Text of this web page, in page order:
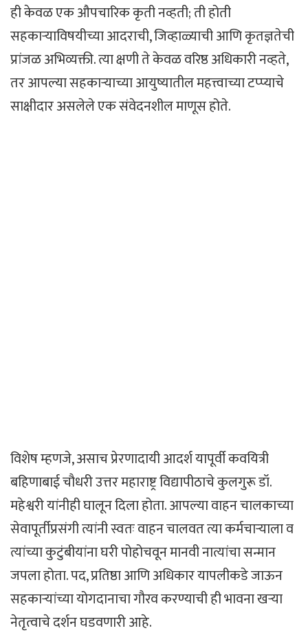
ही केवळ एक औपचारिक कृती नव्हती; ती होती
सहकाऱ्याविषयीच्या आदराची, जिव्हाळ्याची आणि कृतज्ञतेची
प्रांजळ अभिव्यक्ती. त्या क्षणी ते केवळ वरिष्ठ अधिकारी नव्हते,
तर आपल्या सहकाऱ्याच्या आयुष्यातील महत्त्वाच्या टप्प्याचे
साक्षीदार असलेले एक संवेदनशील माणूस होते.
विशेष म्हणजे, असाच प्रेरणादायी आदर्श यापूर्वी कवयित्री
बहिणाबाई चौधरी उत्तर महाराष्ट्र विद्यापीठाचे कुलगुरू डॉ.
महेश्वरी यांनीही घालून दिला होता. आपल्या वाहन चालकाच्या
सेवापूर्तीप्रसंगी त्यांनी स्वतः वाहन चालवत त्या कर्मचाऱ्याला व
त्यांच्या कुटुंबीयांना घरी पोहोचवून मानवी नात्यांचा सन्मान
जपला होता. पद, प्रतिष्ठा आणि अधिकार यापलीकडे जाऊन
सहकाऱ्यांच्या योगदानाचा गौरव करण्याची ही भावना खऱ्या
नेतृत्वाचे दर्शन घडवणारी आहे.